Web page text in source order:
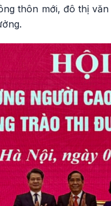
thôn mới, đô thị